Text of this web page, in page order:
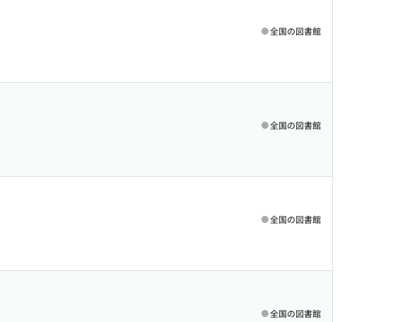
全国の図書館
全国の図書館
全国の図書館
全国の図書館